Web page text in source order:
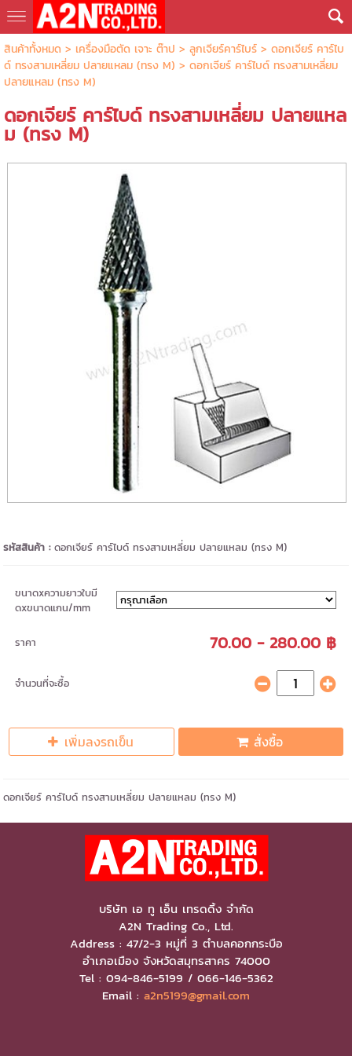
สินค้าทั้งหมด > เครื่องมือตัด เจาะ ต๊าป > ลูกเจียร์คาร์ไบร์> ดอกเจียร์ คาร์ไบ
ด์ ทรงสามเหลี่ยม ปลายแหลม (ทรง M) > ดอกเจียร์ คาร์ไบด์ ทรงสามเหลี่ยม
ปลายแหลม (ทรง M)
ดอกเจียร์ คาร์ไบด์ ทรงสามเหลี่ยม ปลายแหล
ม (ทรง M)
รหัสสินค้า :ดอกเจียร์ คาร์ไบด์ ทรงสามเหลี่ยม ปลายแหลม (ทรง M)
ขนาดxความยาวใบมี
ดxขนาดแกน/mm
ราคา 70.00 - 280.00 ฿
จำนวนที่จะซื้อ
เพิ่มลงรถเข็น สั่งซื้อ
ดอกเจียร์ คาร์ไบด์ ทรงสามเหลี่ยม ปลายแหลม (ทรง M)
บริษัท เอ ทู เอ็น เทรดดิ้ง จำกัด
A2N Trading Co., Ltd.
Address : 47/2-3 หมู่ที่ 3 ตำบลคอกกระบือ
อำเภอเมือง จังหวัดสมุทรสาคร 74000
Tel : 094-846-5199 / 066-146-5362
Email : a2n5199@gmail.com